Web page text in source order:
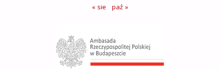
« sie paź »